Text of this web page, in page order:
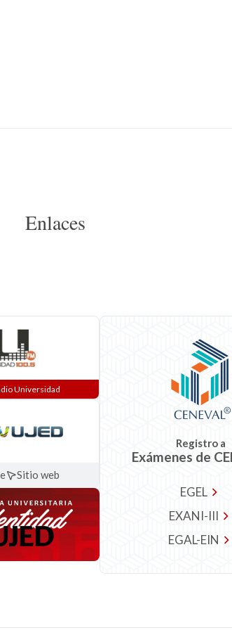
Enlaces
Universidad
Sitio web
Registro a
Exámenes de
EGEL
EXANI-III
EGAL-EIN